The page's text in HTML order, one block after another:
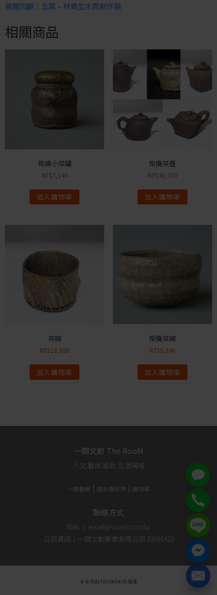
展覽回顧｜五寓 – 林貴生木質創作展
相關商品
柴燒小茶罐
NT$7,140
加入購物車
柴燒茶壺
NT$36,750
加入購物車
茶碗
NT$18,900
加入購物車
柴燒茶碗
NT$9,240
加入購物車
一間文創 The RooM
人文.藝術.設計.生活場域
一間藝廊 隱私權政策 購物車
聯絡方式
MAIL｜ wxad@wxad.com.tw
公司資訊｜一間文創事業有限公司 83095410
本系統由 TINYBOOK 所維護